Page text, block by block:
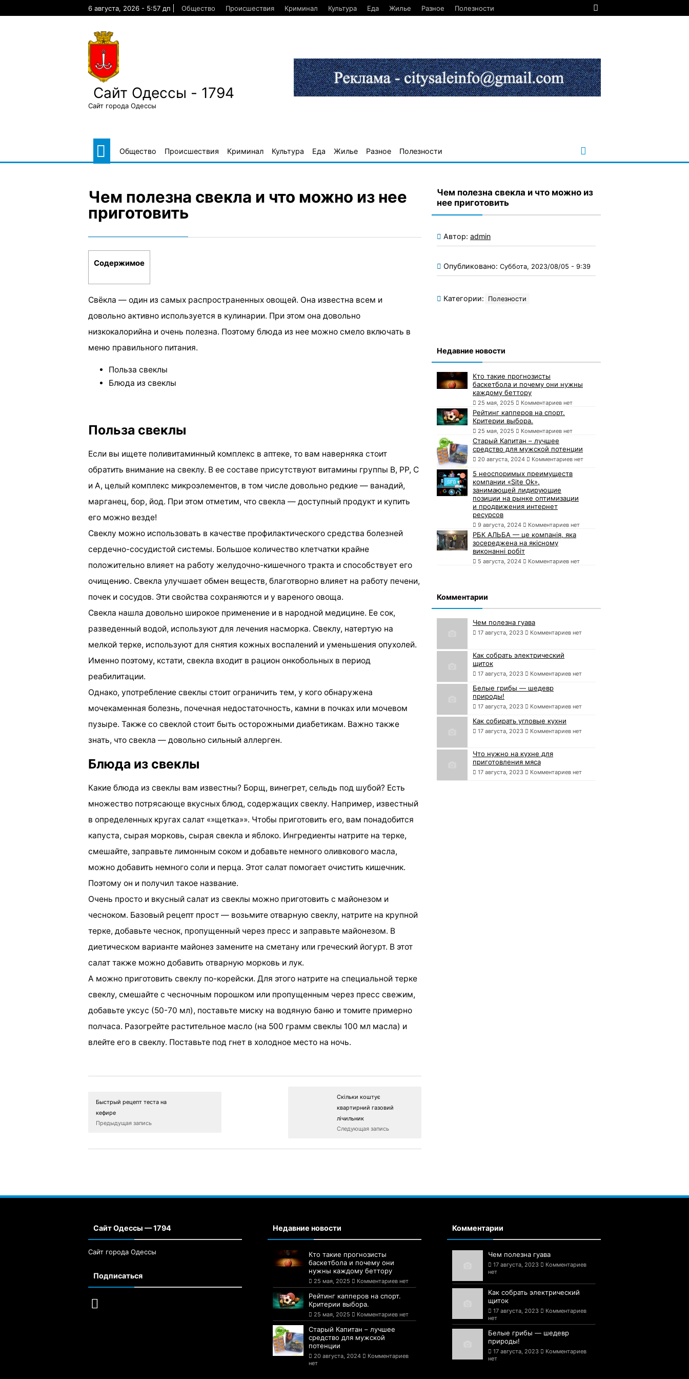
6 августа, 2026 - 5:57 дп Общество Происшествия Криминал Культура Еда Жилье Разное Полезности
Сайт Одессы - 1794
Сайт города Одессы
Общество Происшествия Криминал Культура Еда Жилье Разное Полезности
Чем полезна свекла и что можно из нее
приготовить
Содержимое
Свёкла — один из самых распространенных овощей. Она известна всем и
довольно активно используется в кулинарии. При этом она довольно
низкокалорийна и очень полезна. Поэтому блюда из нее можно смело включать в
меню правильного питания.
Польза свеклы
Блюда из свеклы
Польза свеклы
Если вы ищете поливитаминный комплекс в аптеке, то вам наверняка стоит
обратить внимание на свеклу. В ее составе присутствуют витамины группы В, РР, С
и А, целый комплекс микроэлементов, в том числе довольно редкие — ванадий,
марганец, бор, йод. При этом отметим, что свекла — доступный продукт и купить
его можно везде!
Свеклу можно использовать в качестве профилактического средства болезней
сердечно-сосудистой системы. Большое количество клетчатки крайне
положительно влияет на работу желудочно-кишечного тракта и способствует его
очищению. Свекла улучшает обмен веществ, благотворно влияет на работу печени,
почек и сосудов. Эти свойства сохраняются и у вареного овоща.
Свекла нашла довольно широкое применение и в народной медицине. Ее сок,
разведенный водой, используют для лечения насморка. Свеклу, натертую на
мелкой терке, используют для снятия кожных воспалений и уменьшения опухолей.
Именно поэтому, кстати, свекла входит в рацион онкобольных в период
реабилитации.
Однако, употребление свеклы стоит ограничить тем, у кого обнаружена
мочекаменная болезнь, почечная недостаточность, камни в почках или мочевом
пузыре. Также со свеклой стоит быть осторожными диабетикам. Важно также
знать, что свекла — довольно сильный аллерген.
Блюда из свеклы
Какие блюда из свеклы вам известны? Борщ, винегрет, сельдь под шубой? Есть
множество потрясающе вкусных блюд, содержащих свеклу. Например, известный
в определенных кругах салат «»щетка»». Чтобы приготовить его, вам понадобится
капуста, сырая морковь, сырая свекла и яблоко. Ингредиенты натрите на терке,
смешайте, заправьте лимонным соком и добавьте немного оливкового масла,
можно добавить немного соли и перца. Этот салат помогает очистить кишечник.
Поэтому он и получил такое название.
Очень просто и вкусный салат из свеклы можно приготовить с майонезом и
чесноком. Базовый рецепт прост — возьмите отварную свеклу, натрите на крупной
терке, добавьте чеснок, пропущенный через пресс и заправьте майонезом. В
диетическом варианте майонез замените на сметану или греческий йогурт. В этот
салат также можно добавить отварную морковь и лук.
А можно приготовить свеклу по-корейски. Для этого натрите на специальной терке
свеклу, смешайте с чесночным порошком или пропущенным через пресс свежим,
добавьте уксус (50-70 мл), поставьте миску на водяную баню и томите примерно
полчаса. Разогрейте растительное масло (на 500 грамм свеклы 100 мл масла) и
влейте его в свеклу. Поставьте под гнет в холодное место на ночь.
Быстрый рецепт теста на
кефире
Предыдущая запись
Скільки коштує
квартирний газовий
лічильник
Следующая запись
Чем полезна свекла и что можно из
нее приготовить
Автор: admin
Опубликовано: Суббота, 2023/08/05 - 9:39
Категории: Полезности
Недавние новости
Кто такие прогнозисты
баскетбола и почему они нужны
каждому беттору
25 мая, 2025 Комментариев нет
Рейтинг капперов на спорт.
Критерии выбора.
25 мая, 2025 Комментариев нет
Старый Капитан – лучшее
средство для мужской потенции
20 августа, 2024 Комментариев нет
5 неоспоримых преимуществ
компании «Site Ok»,
занимающей лидирующие
позиции на рынке оптимизации
и продвижения интернет
ресурсов
9 августа, 2024 Комментариев нет
РБК АЛЬБА — це компанія, яка
зосереджена на якісному
виконанні робіт
5 августа, 2024 Комментариев нет
Комментарии
Чем полезна гуава
17 августа, 2023 Комментариев нет
Как собрать электрический
щиток
17 августа, 2023 Комментариев нет
Белые грибы — шедевр
природы!
17 августа, 2023 Комментариев нет
Как собирать угловые кухни
17 августа, 2023 Комментариев нет
Что нужно на кухне для
приготовления мяса
17 августа, 2023 Комментариев нет
Сайт Одессы — 1794
Сайт города Одессы
Подписаться
Недавние новости
Кто такие прогнозисты
баскетбола и почему они
нужны каждому беттору
25 мая, 2025 Комментариев нет
Рейтинг капперов на спорт.
Критерии выбора.
25 мая, 2025 Комментариев нет
Старый Капитан – лучшее
средство для мужской
потенции
20 августа, 2024
Комментариев
нет
Комментарии
Чем полезна гуава
17 августа, 2023
Комментариев
нет
Как собрать электрический
щиток
17 августа, 2023
Комментариев
нет
Белые грибы — шедевр
природы!
17 августа, 2023
Комментариев
нет